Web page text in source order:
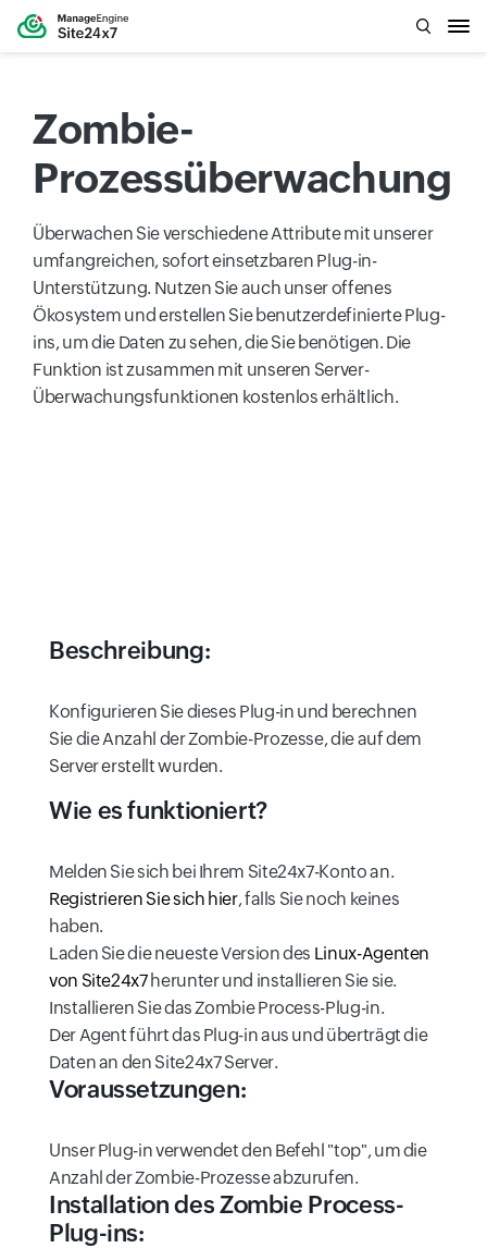
Zombie-
Prozessüberwachung
Überwachen Sie verschiedene Attribute mit unserer
umfangreichen, sofort einsetzbaren Plug-in-
Unterstützung. Nutzen Sie auch unser offenes
Ökosystem und erstellen Sie benutzerdefinierte Plug-
ins, um die Daten zu sehen, die Sie benötigen. Die
Funktion ist zusammen mit unseren Server-
Überwachungsfunktionen kostenlos erhältlich.
Beschreibung:
Konfigurieren Sie dieses Plug-in und berechnen
Sie die Anzahl der Zombie-Prozesse, die auf dem
Server erstellt wurden.
Wie es funktioniert?
Melden Sie sich bei Ihrem Site24x7-Konto an.
Registrieren Sie sich hier, falls Sie noch keines
haben.
Laden Sie die neueste Version des Linux-Agenten
von Site24x7herunter und installieren Sie sie.
Installieren Sie das Zombie Process-Plug-in.
Der Agent führt das Plug-in aus und überträgt die
Daten an den Site24x7 Server.
Voraussetzungen:
Unser Plug-in verwendet den Befehl "top", um die
Anzahl der Zombie-Prozesse abzurufen.
Installation des Zombie Process-
Plug-ins: